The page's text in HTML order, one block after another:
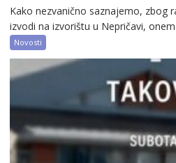
Kako nezvanično saznajemo, zbog
izvodi na izvorištu u Nepričavi,
Novosti